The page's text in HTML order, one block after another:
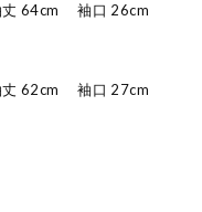
64cm 袖口 26cm
62cm 袖口 27cm